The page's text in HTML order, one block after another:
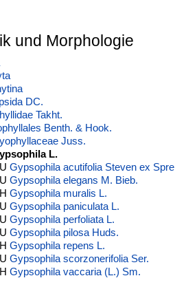
und Morphologie
DC.
Takht.
Benth. & Hook.
Juss.
L.
Gypsophila acutifolia Steven ex
Gypsophila elegans M. Bieb.
Gypsophila muralis L.
Gypsophila paniculata L.
Gypsophila perfoliata L.
Gypsophila pilosa Huds.
Gypsophila repens L.
Gypsophila scorzonerifolia Ser.
Gypsophila vaccaria (L.) Sm.